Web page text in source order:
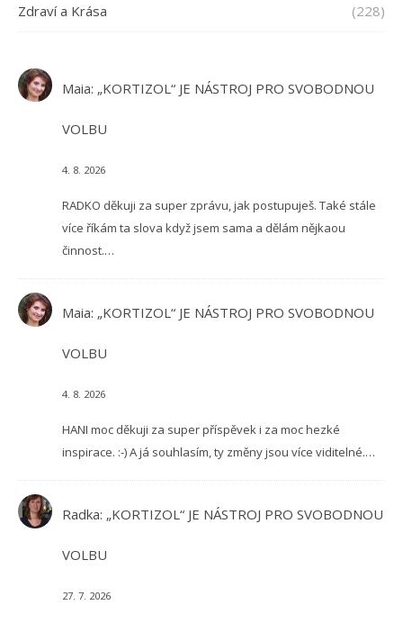
Zdraví a Krása (228)
Maia: „KORTIZOL“ JE NÁSTROJ PRO SVOBODNOU
VOLBU
4. 8. 2026
RADKO děkuji za super zprávu, jak postupuješ. Také stále
více říkám ta slova když jsem sama a dělám nějkaou
činnost.…
Maia: „KORTIZOL“ JE NÁSTROJ PRO SVOBODNOU
VOLBU
4. 8. 2026
HANI moc děkuji za super příspěvek i za moc hezké
inspirace. :-) A já souhlasím, ty změny jsou více viditelné.…
Radka: „KORTIZOL“ JE NÁSTROJ PRO SVOBODNOU
VOLBU
27. 7. 2026